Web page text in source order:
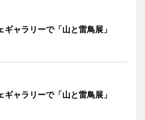
ギャラリーで「山と雷鳥展」
ギャラリーで「山と雷鳥展」